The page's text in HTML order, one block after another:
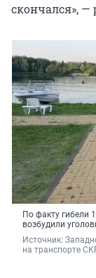
скончался», —
По факту гибели
возбудили
Источник:
на транспорте